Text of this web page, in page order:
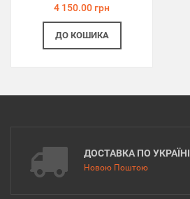
4 150.00 грн
ДО КОШИКА
ДОСТАВКА ПО УКРАЇНІ
Новою Поштою